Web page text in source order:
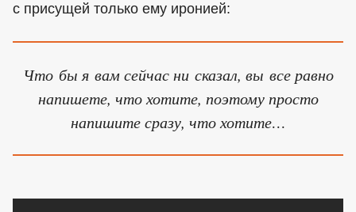
с присущей только ему иронией:
Что бы я вам сейчас ни сказал, вы все равно
напишете, что хотите, поэтому просто
напишите сразу, что хотите…